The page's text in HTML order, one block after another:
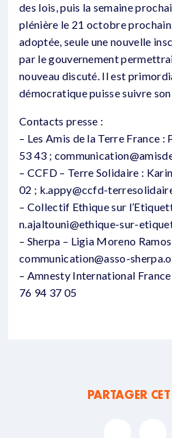
des lois, puis la semaine
plénière le 21 octobre
adoptée, seule une nouvelle
par le gouvernement
nouveau discuté. Il est
démocratique puisse suivre
Contacts presse :
– Les Amis de la Terre France :
53 43 ;
– CCFD – Terre Solidaire :
02 ; k.appy@ccfd-
– Collectif Ethique sur
n.ajaltouni@ethique-sur-
– Sherpa – Ligia Moreno
communication@asso-
– Amnesty International
76 94 37 05
PARTAGER